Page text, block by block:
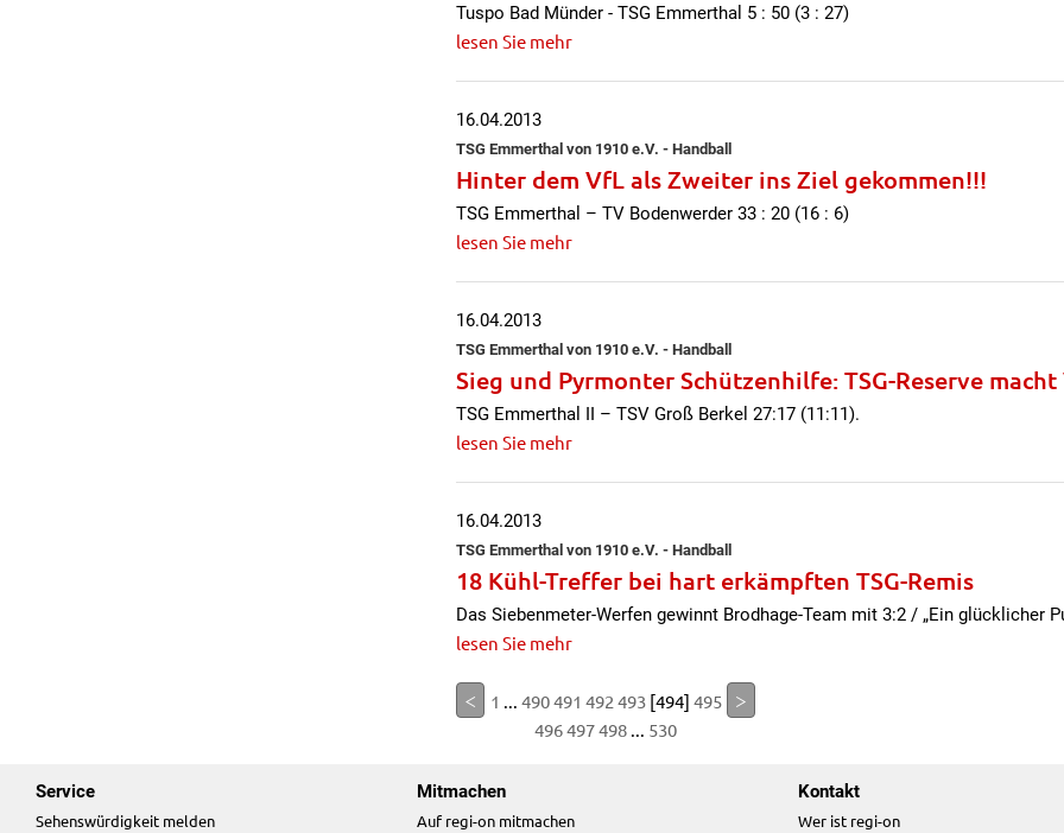
Tuspo Bad Münder - TSG Emmerthal 5 : 50 (3 : 27)
lesen Sie mehr
16.04.2013
TSG Emmerthal von 1910 e.V. - Handball
Hinter dem VfL als Zweiter ins Ziel gekommen!!!
TSG Emmerthal – TV Bodenwerder 33 : 20 (16 : 6)
lesen Sie mehr
16.04.2013
TSG Emmerthal von 1910 e.V. - Handball
Sieg und Pyrmonter Schützenhilfe: TSG-Reserve
TSG Emmerthal II – TSV Groß Berkel 27:17 (11:11).
lesen Sie mehr
16.04.2013
TSG Emmerthal von 1910 e.V. - Handball
18 Kühl-Treffer bei hart erkämpften TSG-Remis
Das Siebenmeter-Werfen gewinnt Brodhage-Team mit 3:2 / „Ein glücklicher
lesen Sie mehr
< 1 490491 492 493[494] 495
496497498 530
>
Service
Sehenswürdigkeit melden
Mitmachen
Auf regi-on mitmachen
Kontakt
Wer ist regi-on